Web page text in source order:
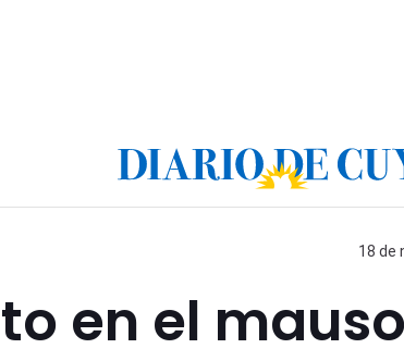
18 de
en el